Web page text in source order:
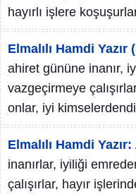
hayırlı işlere
Elmalılı Hamdi
ahiret gününe inanır,
vazgeçirmeye
onlar, iyi
Elmalılı Hamdi Yazır:
inanırlar, iyiliği
çalışırlar, hayır